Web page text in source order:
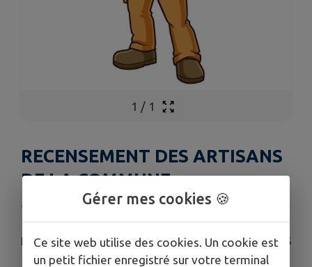
1 / 1
RECENSEMENT DES ARTISANS
DE LA COMMUNE
Publié le jeudi 21 mai 2026 - Montereau-sur-le-Jard
POUR DES PROJETS FUTURS NOUS RECENSONS
LES ARTISANS DE LA COMMUNE
Gérer mes cookies 🍪
Ce site web utilise des cookies. Un cookie est
un petit fichier enregistré sur votre terminal